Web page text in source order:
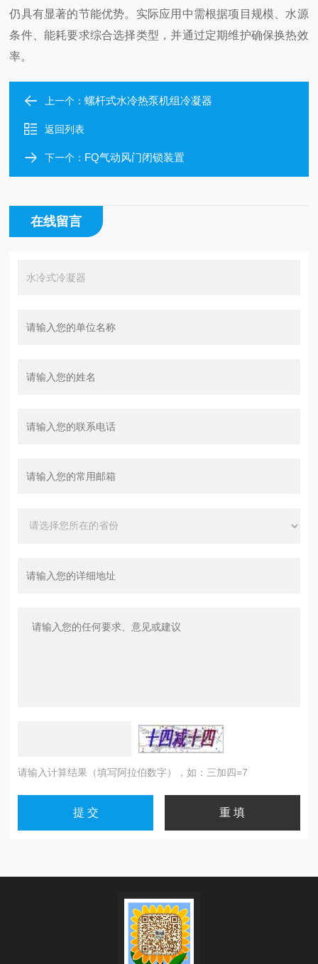
仍具有显著的节能优势。实际应用中需根据项目规模、水源
条件、能耗要求综合选择类型，并通过定期维护确保换热效
率。
上一个：螺杆式水冷热泵机组冷凝器
返回列表
下一个： FQ气动风门闭锁装置
在线留言
请输入计算结果（填写阿拉伯数字），如：三加四=7